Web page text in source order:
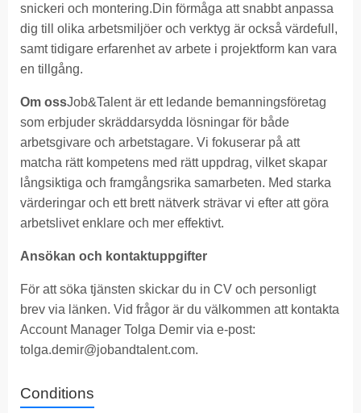
snickeri och montering.Din förmåga att snabbt anpassa
dig till olika arbetsmiljöer och verktyg är också värdefull,
samt tidigare erfarenhet av arbete i projektform kan vara
en tillgång.
Om ossJob&Talent är ett ledande bemanningsföretag
som erbjuder skräddarsydda lösningar för både
arbetsgivare och arbetstagare. Vi fokuserar på att
matcha rätt kompetens med rätt uppdrag, vilket skapar
långsiktiga och framgångsrika samarbeten. Med starka
värderingar och ett brett nätverk strävar vi efter att göra
arbetslivet enklare och mer effektivt.
Ansökan och kontaktuppgifter
För att söka tjänsten skickar du in CV och personligt
brev via länken. Vid frågor är du välkommen att kontakta
Account Manager Tolga Demir via e-post:
tolga.demir@jobandtalent.com.
Conditions